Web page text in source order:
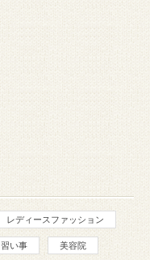
レディースファッション
習い事 美容院